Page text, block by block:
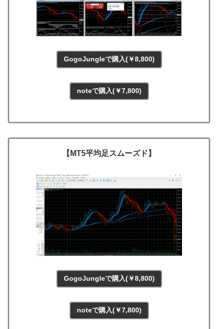
GogoJungleで購入(￥8,800)
noteで購入(￥7,800)
【MT5平均足スムーズド】
GogoJungleで購入(￥8,800)
noteで購入(￥7,800)